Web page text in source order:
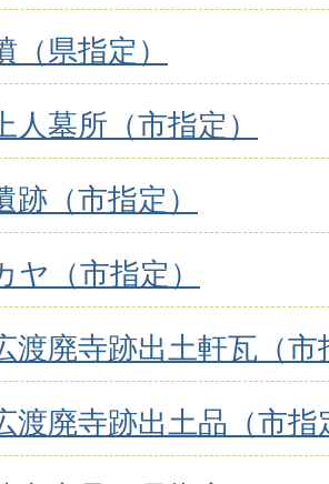
（県指定）
人墓所（市指定）
跡（市指定）
ヤ（市指定）
渡廃寺跡出土軒瓦（市
渡廃寺跡出土品（市指